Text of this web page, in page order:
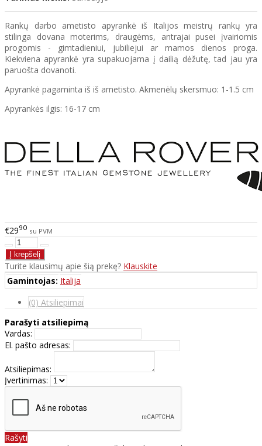
Rankų darbo ametisto apyrankė iš Italijos meistrų rankų yra
stilinga dovana moterims, draugėms, antrajai pusei įvairiomis
progomis - gimtadieniui, jubiliejui ar mamos dienos proga.
Kiekviena apyrankė yra supakuojama į dailią dėžutę, tad jau yra
paruošta dovanoti.
Apyrankė pagaminta iš iš ametisto. Akmenėlų skersmuo: 1-1.5 cm
Apyrankės ilgis: 16-17 cm
€2990 su PVM
Turite klausimų apie šią prekę? Klauskite
Gamintojas: Italija
(0) Atsiliepimai
Parašyti atsiliepimą
Vardas:
El. pašto adresas:
Atsiliepimas:
Įvertinimas:
Rašyti